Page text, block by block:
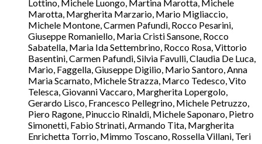
Lottino, Michele Luongo, Martina Marotta, Michele
Marotta, Margherita Marzario, Mario Migliaccio,
Michele Montone, Carmen Pafundi, Rocco Pesarini,
Giuseppe Romaniello, Maria Cristi Sansone, Rocco
Sabatella, Maria Ida Settembrino, Rocco Rosa, Vittorio
Basentini, Carmen Pafundi, Silvia Favulli, Claudia De Luca,
Mario, Faggella, Giuseppe Digilio, Mario Santoro, Anna
Maria Scarnato, Michele Strazza, Marco Tedesco, Vito
Telesca, Giovanni Vaccaro, Margherita Lopergolo,
Gerardo Lisco, Francesco Pellegrino, Michele Petruzzo,
Piero Ragone, Pinuccio Rinaldi, Michele Saponaro, Pietro
Simonetti, Fabio Strinati, Armando Tita, Margherita
Enrichetta Torrio, Mimmo Toscano, Rossella Villani, Teri